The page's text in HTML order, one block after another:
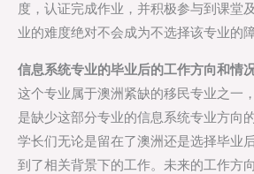
度，认证完成作业，并积极参与到课堂
业的难度绝对不会成为不选择该专业的障
信息系统专业的毕业后的工作方向和情
这个专业属于澳洲紧缺的移民专业之一
是缺少这部分专业的信息系统专业方向
学长们无论是留在了澳洲还是选择毕业
到了相关背景下的工作。未来的工作方